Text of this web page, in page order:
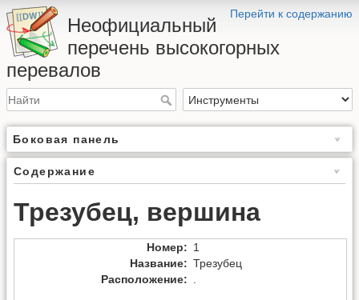
Перейти к содержанию
Неофициальный
перечень высокогорных
перевалов
Боковая панель
Содержание
Трезубец, вершина
Номер: 1
Название: Трезубец
Расположение: .